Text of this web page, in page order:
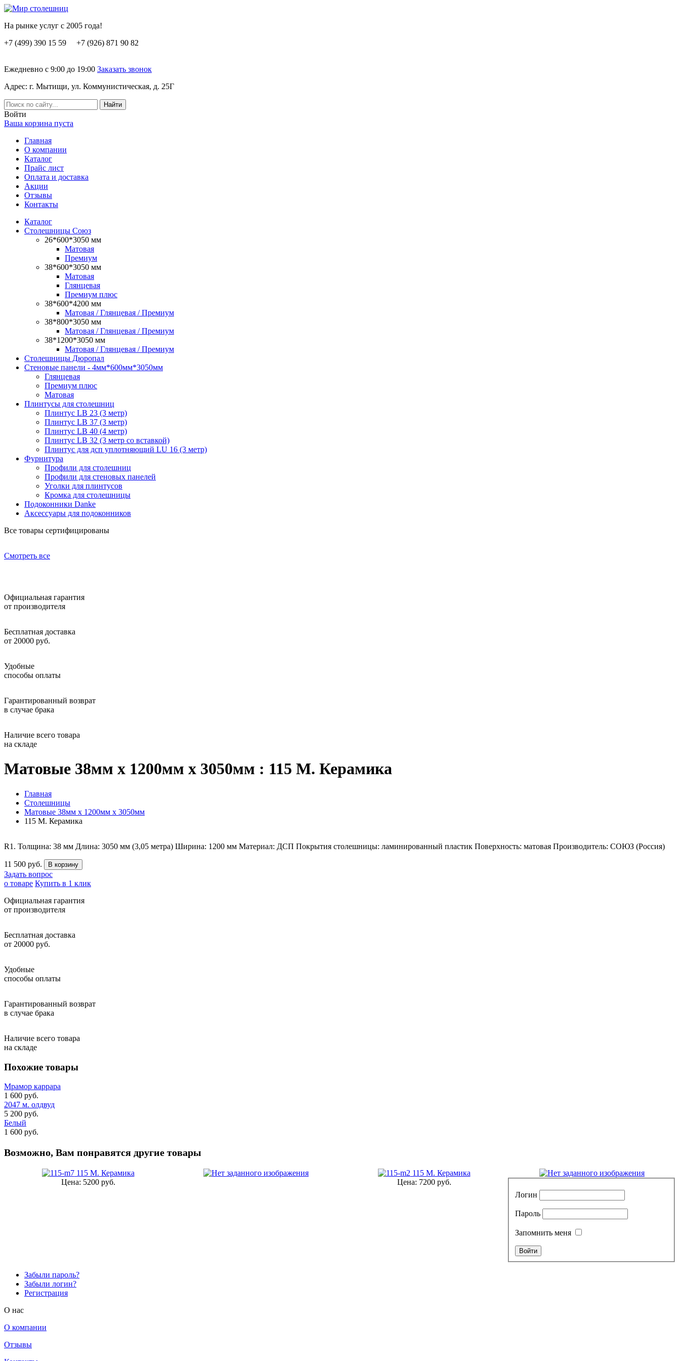
На рынке услуг с 2005 года!
+7 (499) 390 15 59 +7 (926) 871 90 82
Ежедневно с 9:00 до 19:00 Заказать звонок
Адрес: г. Мытищи, ул. Коммунистическая, д. 25Г
Вoйти
Ваша корзина пуста
Главная
О компании
Каталог
Прайс лист
Оплата и доставка
Акции
Отзывы
Контакты
Каталог
Столешницы Союз
26*600*3050 мм
Матовая
Премиум
38*600*3050 мм
Матовая
Глянцевая
Премиум плюс
38*600*4200 мм
Матовая / Глянцевая / Премиум
38*800*3050 мм
Матовая / Глянцевая / Премиум
38*1200*3050 мм
Матовая / Глянцевая / Премиум
Столешницы Дюропал
Стеновые панели - 4мм*600мм*3050мм
Глянцевая
Премиум плюс
Матовая
Плинтусы для столешниц
Плинтус LB 23 (3 метр)
Плинтус LB 37 (3 метр)
Плинтус LB 40 (4 метр)
Плинтус LB 32 (3 метр со вставкой)
Плинтус для дсп уплотняющий LU 16 (3 метр)
Фурнитура
Профили для столешниц
Профили для стеновых панелей
Уголки для плинтусов
Кромка для столешницы
Подоконники Danke
Аксессуары для подоконников
Все товары сертифицированы
Смотреть все
Официальная гарантия
от производителя
Бесплатная доставка
от 20000 руб.
Удобные
способы оплаты
Гарантированный возврат
в случае брака
Наличие всего товара
на складе
Матовые 38мм х 1200мм х 3050мм : 115 М. Керамика
Главная
Столешницы
Матовые 38мм х 1200мм х 3050мм
115 М. Керамика
R1. Толщина: 38 мм Длина: 3050 мм (3,05 метра) Ширина: 1200 мм Материал: ДСП Покрытия столешницы: ламинированный пластик Поверхность: матовая Производитель: СОЮЗ (Россия)
11 500 руб.
Задать вопрос
о товаре Купить в 1 клик
Официальная гарантия
от производителя
Бесплатная доставка
от 20000 руб.
Удобные
способы оплаты
Гарантированный возврат
в случае брака
Наличие всего товара
на складе
Похожие товары
Мрамор каррара
1 600 руб.
2047 м. олдвуд
5 200 руб.
Белый
1 600 руб.
Возможно, Вам понравятся другие товары
115 М. Керамика
Цена: 5200 руб.
115 М. Керамика
Цена: 7200 руб.
Логин
Пароль
Запомнить меня
Забыли пароль?
Забыли логин?
Регистрация
O нас
О компании
Отзывы